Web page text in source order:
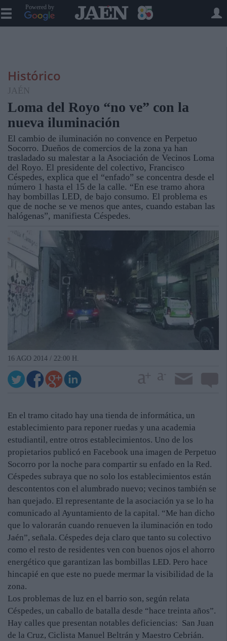
Powered by
Histórico
JAÉN
Loma del Royo “no ve” con la
nueva iluminación
El cambio de iluminación no convence en Perpetuo
Socorro. Dueños de comercios de la zona ya han
trasladado su malestar a la Asociación de Vecinos Loma
del Royo. El presidente del colectivo, Francisco
Céspedes, explica que el “enfado” se concentra desde el
número 1 hasta el 15 de la calle. “En ese tramo ahora
hay bombillas LED, de bajo consumo. El problema es
que de noche se ve menos que antes, cuando estaban las
halógenas”, manifiesta Céspedes.
16 AGO 2014 / 22:00 H.
En el tramo citado hay una tienda de informática, un
establecimiento para reponer ruedas y una academia
estudiantil, entre otros establecimientos. Uno de los
propietarios publicó en Facebook una imagen de Perpetuo
Socorro por la noche para compartir su enfado en la Red.
Céspedes subraya que no solo los establecimientos están
descontentos con el alumbrado nuevo; vecinos también se
han quejado. El representante de la asociación ya se lo ha
comunicado al Ayuntamiento de la capital. “Me han dicho
que lo valorarán cuando renueven la iluminación en todo
Jaén”, señala. Céspedes deja claro que tanto su colectivo
como el resto de residentes ven con buenos ojos el ahorro
energético que garantizan las bombillas LED. Pero hace
hincapié en que este no puede mermar la visibilidad de la
zona.
Los problemas de luz en el barrio son, según relata
Céspedes, un caballo de batalla desde “hace treinta años”.
Hay calles que presentan notables deficiencias: San Juan
de la Cruz, Ciclista Manuel Beltrán y Maestro Cebrián.